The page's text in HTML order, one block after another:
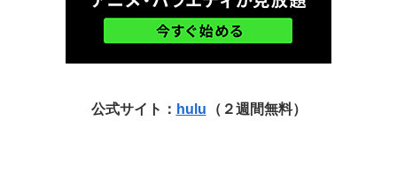
公式サイト： hulu （２週間無料）